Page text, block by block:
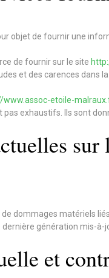
objet de fournir une
de fournir sur le site
et des carences dans
www.assoc-etoile-
pas exhaustifs. Ils sont
sur
dommages matériels
dernière génération mis-à-
et